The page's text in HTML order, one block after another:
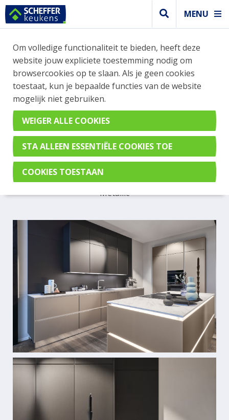
MENU
Greeploos keuken
GREEPLOZE ZANDGRIJZE
KEUKEN MET EEN
KOOKEILAND
GECOMBINEERD MET
DONKERE BOVENKASTEN
SmartGL Zandgrijs Metallic & SmartGL Carbon
Metallic
Om volledige functionaliteit te bieden, heeft deze
website jouw expliciete toestemming nodig om
browsercookies op te slaan. Als je geen cookies
toestaat, kun je bepaalde functies van de website
mogelijk niet gebruiken.